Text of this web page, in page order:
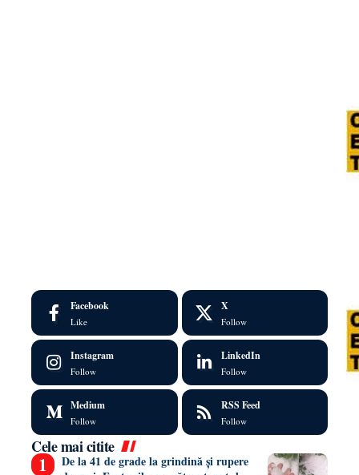
Facebook
Like
X
Follow
Instagram
Follow
LinkedIn
Follow
Medium
Follow
RSS Feed
Follow
Cele mai citite
De la 41 de grade la grindină și rupere